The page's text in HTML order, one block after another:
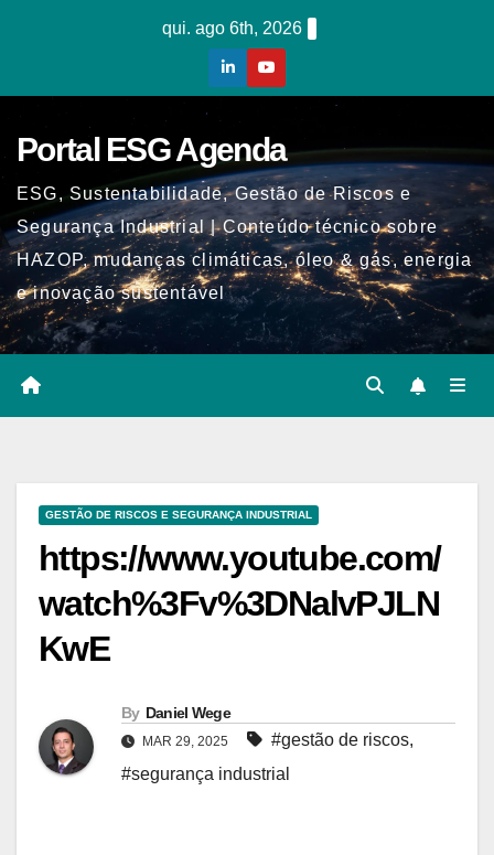
qui. ago 6th, 2026
Portal ESG Agenda
ESG, Sustentabilidade, Gestão de Riscos e
Segurança Industrial | Conteúdo técnico sobre
HAZOP, mudanças climáticas, óleo & gás, energia
e inovação sustentável
GESTÃO DE RISCOS E SEGURANÇA INDUSTRIAL
https://www.youtube.com/
watch%3Fv%3DNalvPJLN
KwE
By Daniel Wege
MAR 29, 2025 #gestão de riscos,
#segurança industrial